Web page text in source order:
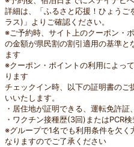
詳細は、「ふるさと応援！ひょう
ラス)」よりご確認ください。
※ご予約時、サイト上のクーポン・
の金額が県民割の割引適用の基準と
ます
※クーポン・ポイントの利用によっ
ります
チェックイン時、以下の証明書の
いいたします。
・居住地が証明できる、運転免許
・ワクチン接種歴(3回)またはPCR
※グループで1名でも利用条件を欠
なりますのでご了承ください